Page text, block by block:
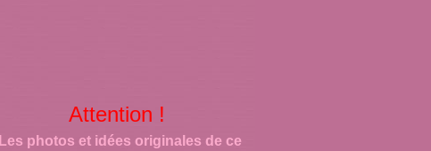
Attention !
Les photos et idées originales de ce